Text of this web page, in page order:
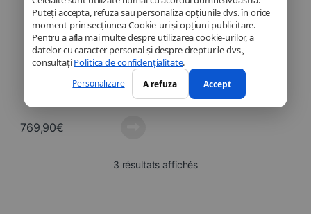
Puteți accepta, refuza sau personaliza opțiunile dvs. în orice
moment prin secțiunea Cookie-uri și opțiuni publicitare.
Pentru a afla mai multe despre utilizarea cookie-urilor, a
datelor cu caracter personal și despre drepturile dvs.,
consultațiPolitica de confidențialitate.
Personalizare A refuza Accept
769,90€
3 résultats affichésTrié du plus récent au